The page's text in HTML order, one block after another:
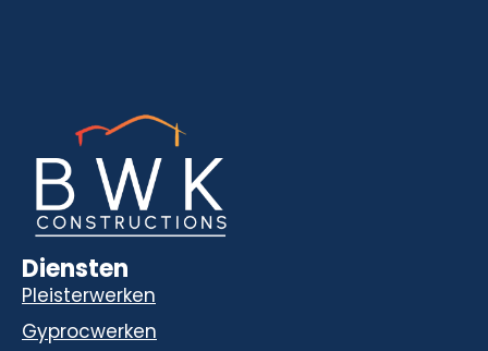
Diensten
Pleisterwerken
Gyprocwerken